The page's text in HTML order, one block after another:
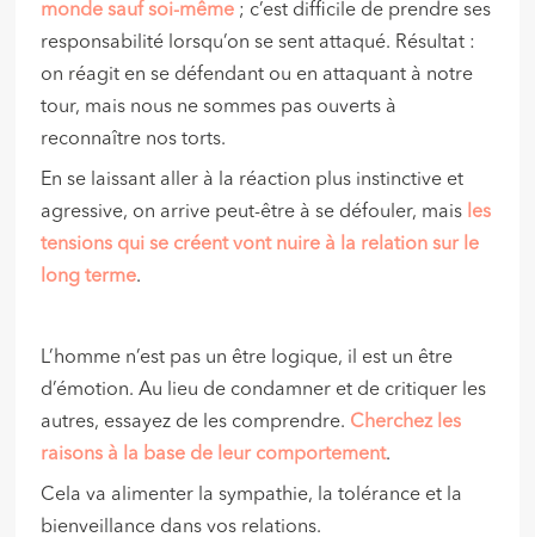
monde sauf soi-même ; c’est difficile de prendre ses
responsabilité lorsqu’on se sent attaqué. Résultat :
on réagit en se défendant ou en attaquant à notre
tour, mais nous ne sommes pas ouverts à
reconnaître nos torts.
En se laissant aller à la réaction plus instinctive et
agressive, on arrive peut-être à se défouler, mais les
tensions qui se créent vont nuire à la relation sur le
long terme.
L’homme n’est pas un être logique, il est un être
d’émotion. Au lieu de condamner et de critiquer les
autres, essayez de les comprendre. Cherchez les
raisons à la base de leur comportement.
Cela va alimenter la sympathie, la tolérance et la
bienveillance dans vos relations.